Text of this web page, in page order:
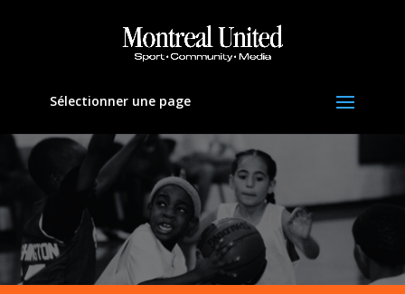
Sélectionner une page